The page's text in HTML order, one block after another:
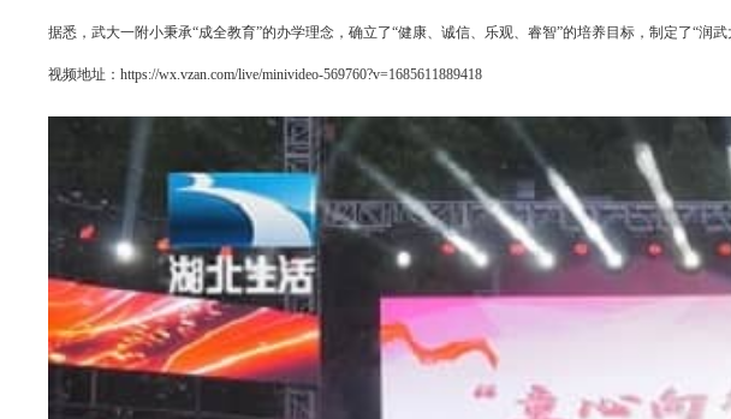
据悉，武大一附小秉承“成全教育”的办学理念，确立了“健康、诚信、乐观、睿智”的培养目标，制定了“润
视频地址：https://wx.vzan.com/live/minivideo-569760?v=1685611889418